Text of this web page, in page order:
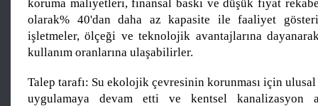
koruma maliyetleri, finansal baskı ve düşük fiyat
olarak% 40'dan daha az kapasite ile faaliyet
işletmeler, ölçeği ve teknolojik avantajlarına
kullanım oranlarına ulaşabilirler.
Talep tarafı: Su ekolojik çevresinin korunması için ulusal
uygulamaya devam etti ve kentsel kanalizasyon